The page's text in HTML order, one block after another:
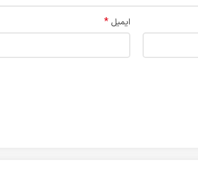
ایمیل *